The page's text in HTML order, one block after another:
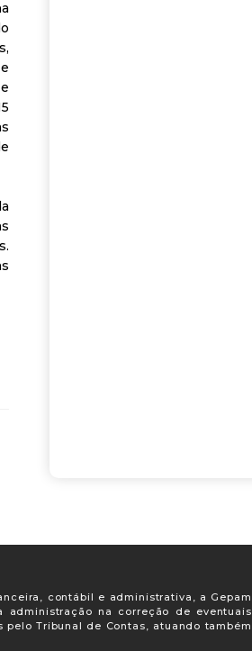
contábil e administrativa, a Gepam
na correção de eventuais
Tribunal de Contas, atuando também